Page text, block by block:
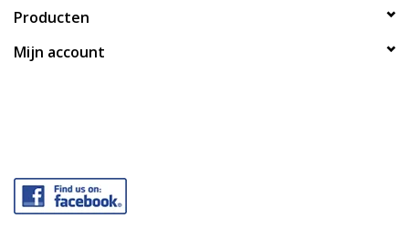
Producten
Mijn account